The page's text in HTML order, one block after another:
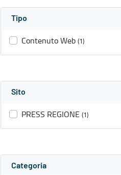
Tipo
Contenuto Web (1)
Sito
PRESS REGIONE (1)
Categoria